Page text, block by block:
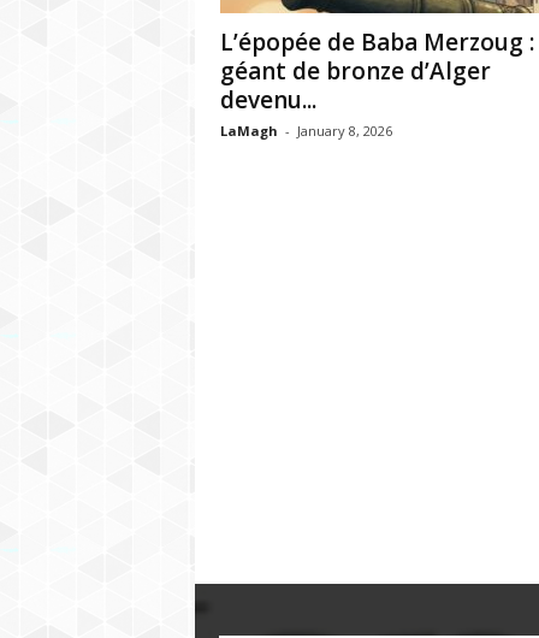
h
e
L’épopée de Baba Merzoug
géant de bronze d’Alger
devenu...
LaMagh - January 8, 2026